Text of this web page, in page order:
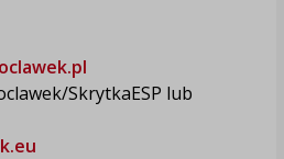
SkrytkaESP lub